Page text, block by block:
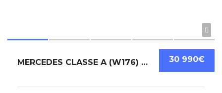
30 990€
MERCEDES CLASSE A (W176) A45 AMG PHASE 2 – 2.0 4MATIC 7G-DCT 381CV